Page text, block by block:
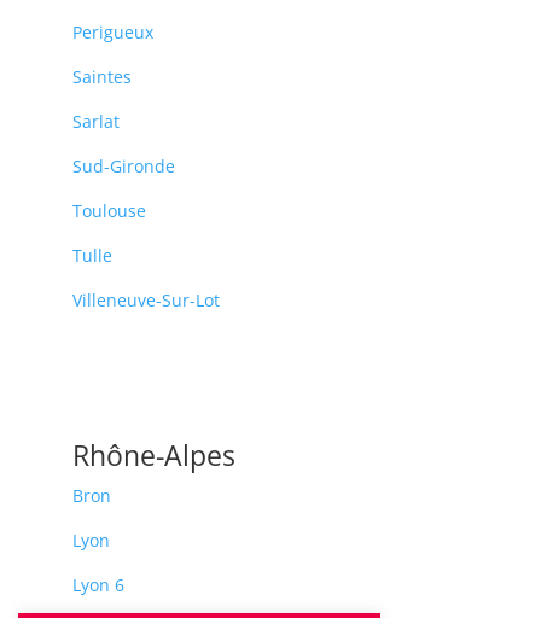
Perigueux
Saintes
Sarlat
Sud-Gironde
Toulouse
Tulle
Villeneuve-Sur-Lot
Rhône-Alpes
Bron
Lyon
Lyon 6